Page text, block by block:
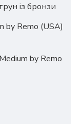
із бронзи
by Remo (USA)
by Remo